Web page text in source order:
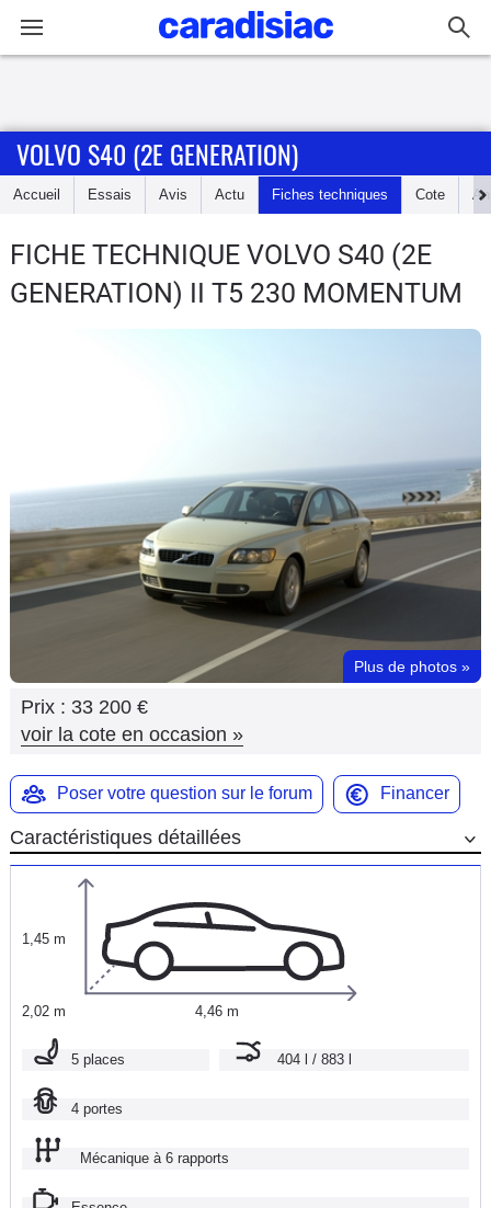
Accueil
Essais
Auto
Services
Moto
Marques
VOLVO S40 (2E GENERATION)
Accueil Essais Avis Actu Fiches techniques Cote
FICHE TECHNIQUE VOLVO S40 (2E
GENERATION) II T5 230 MOMENTUM
Plus de photos »
Prix : 33 200 €
voir la cote en occasion »
Poser votre question sur le forum Financer
Caractéristiques détaillées
1,45 m
2,02 m 4,46 m
5 places 404 l / 883 l
4 portes
Mécanique à 6 rapports